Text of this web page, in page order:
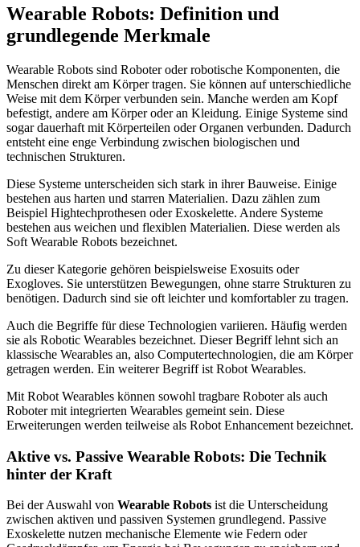
Wearable Robots: Definition und
grundlegende Merkmale
Wearable Robots sind Roboter oder robotische Komponenten, die
Menschen direkt am Körper tragen. Sie können auf unterschiedliche
Weise mit dem Körper verbunden sein. Manche werden am Kopf
befestigt, andere am Körper oder an Kleidung. Einige Systeme sind
sogar dauerhaft mit Körperteilen oder Organen verbunden. Dadurch
entsteht eine enge Verbindung zwischen biologischen und
technischen Strukturen.
Diese Systeme unterscheiden sich stark in ihrer Bauweise. Einige
bestehen aus harten und starren Materialien. Dazu zählen zum
Beispiel Hightechprothesen oder Exoskelette. Andere Systeme
bestehen aus weichen und flexiblen Materialien. Diese werden als
Soft Wearable Robots bezeichnet.
Zu dieser Kategorie gehören beispielsweise Exosuits oder
Exogloves. Sie unterstützen Bewegungen, ohne starre Strukturen zu
benötigen. Dadurch sind sie oft leichter und komfortabler zu tragen.
Auch die Begriffe für diese Technologien variieren. Häufig werden
sie als Robotic Wearables bezeichnet. Dieser Begriff lehnt sich an
klassische Wearables an, also Computertechnologien, die am Körper
getragen werden. Ein weiterer Begriff ist Robot Wearables.
Mit Robot Wearables können sowohl tragbare Roboter als auch
Roboter mit integrierten Wearables gemeint sein. Diese
Erweiterungen werden teilweise als Robot Enhancement bezeichnet.
Aktive vs. Passive Wearable Robots: Die Technik
hinter der Kraft
Bei der Auswahl von Wearable Robots ist die Unterscheidung
zwischen aktiven und passiven Systemen grundlegend. Passive
Exoskelette nutzen mechanische Elemente wie Federn oder